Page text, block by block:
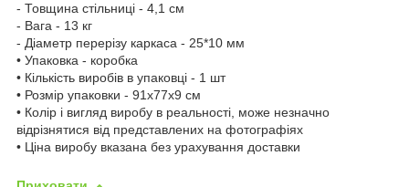
- Товщина стільниці - 4,1 см
- Вага - 13 кг
- Діаметр перерізу каркаса - 25*10 мм
• Упаковка - коробка
• Кількість виробів в упаковці - 1 шт
• Розмір упаковки - 91х77х9 см
• Колір і вигляд виробу в реальності, може незначно
відрізнятися від представлених на фотографіях
• Ціна виробу вказана без урахування доставки